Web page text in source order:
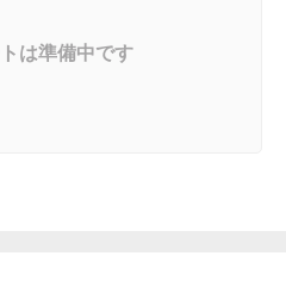
は準備中です